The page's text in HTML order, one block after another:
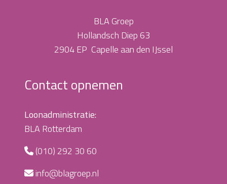
BLA Groep
Hollandsch Diep 63
2904 EP Capelle aan den IJssel
Contact opnemen
Loonadministratie:
BLA Rotterdam
(010) 292 30 60
info@blagroep.nl